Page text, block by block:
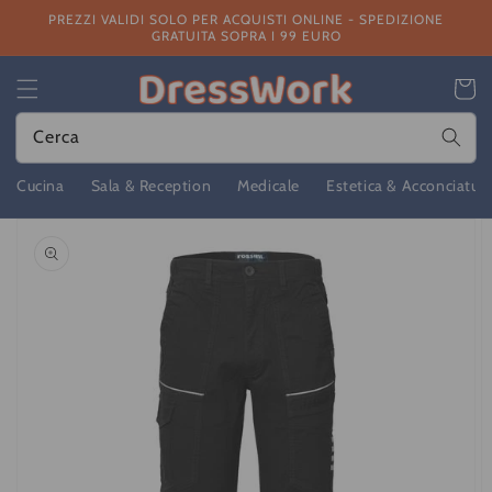
direttamente
PREZZI VALIDI SOLO PER ACQUISTI ONLINE - SPEDIZIONE
GRATUITA SOPRA I 99 EURO
Cerca
Cucina Sala & Reception Medicale Estetica & Acconciature
Carrello
Passa alle
sul prodotto